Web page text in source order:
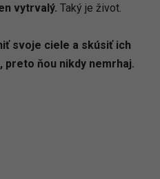
vytrvalý. Taký je život.
svoje ciele a skúsiť ich
preto ňou nikdy nemrhaj.